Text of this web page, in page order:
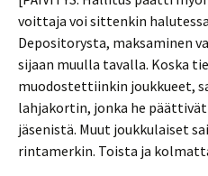
voittaja voi sittenkin
Depositorysta, maksaminen
sijaan muulla tavalla. Koska
muodostettiinkin joukkueet,
lahjakortin, jonka he
jäsenistä. Muut joukkulaiset
rintamerkin. Toista ja